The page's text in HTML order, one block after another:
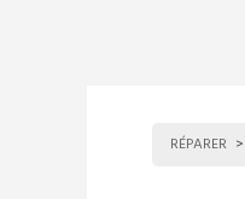
RÉPARER